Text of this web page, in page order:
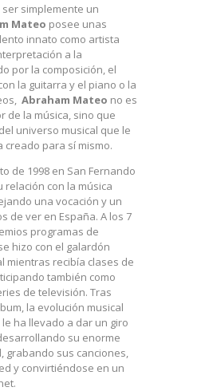
simplemente un
Mateo posee unas
innato como artista
a la
por la composición, el
la guitarra y el piano o la
Abraham Mateo no es
de la música, sino que
universo musical que le
creado para sí mismo.
de 1998 en San Fernando
relación con la música
una vocación y un
de ver en España. A los 7
programas de
hizo con el galardón
mientras recibía clases de
también como
de televisión. Tras
la evolución musical
ha llevado a dar un giro
su enorme
grabando sus canciones,
y convirtiéndose en un